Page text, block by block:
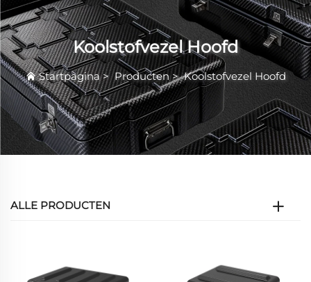
Koolstofvezel Hoofd
Startpagina>Producten>Koolstofvezel Hoofd
ALLE PRODUCTEN